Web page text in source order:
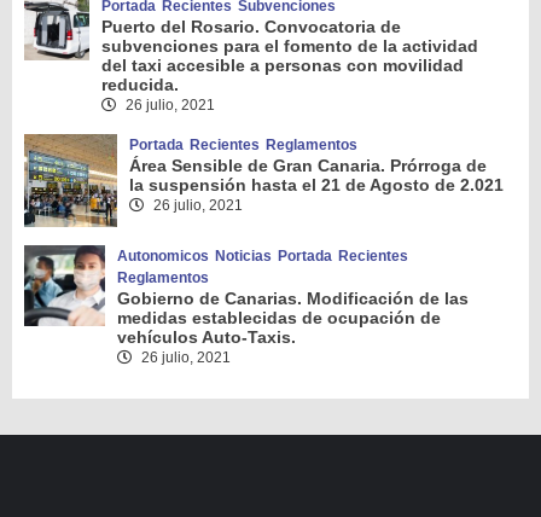
Portada Recientes Subvenciones
Puerto del Rosario. Convocatoria de
subvenciones para el fomento de la actividad
del taxi accesible a personas con movilidad
reducida.
26 julio, 2021
Portada Recientes Reglamentos
Área Sensible de Gran Canaria. Prórroga de
la suspensión hasta el 21 de Agosto de 2.021
26 julio, 2021
Autonomicos Noticias Portada Recientes
Reglamentos
Gobierno de Canarias. Modificación de las
medidas establecidas de ocupación de
vehículos Auto-Taxis.
26 julio, 2021